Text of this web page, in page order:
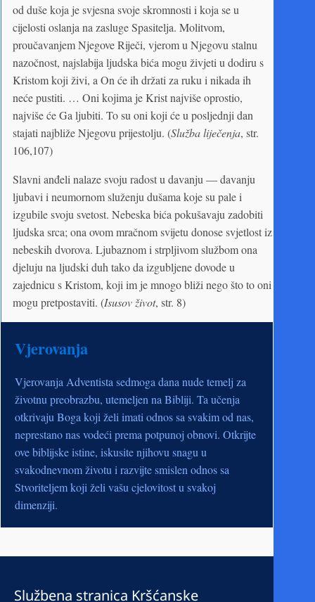
od duše koja je svjesna svoje skromnosti i koja se u
cijelosti oslanja na zasluge Spasitelja. Molitvom,
proučavanjem Njegove Riječi, vjerom u Njegovu stalnu
nazočnost, najslabija ljudska bića mogu živjeti u dodiru s
Kristom koji živi, a On će ih držati za ruku i nikada ih
neće pustiti. … Oni kojima je Krist najviše oprostio,
najviše će Ga ljubiti. To su oni koji će u posljednji dan
stajati najbliže Njegovu prijestolju. (Služba liječenja, str.
106,107)
Slavni anđeli nalaze svoju radost u davanju — davanju
ljubavi i neumornom služenju dušama koje su pale i
izgubile svoju svetost. Nebeska bića pokušavaju zadobiti
ljudska srca; ona ovom mračnom svijetu donose svjetlost iz
nebeskih dvorova. Ljubaznom i strpljivom službom ona
djeluju na ljudski duh tako da izgubljene dovode u
zajednicu s Kristom, koji im je mnogo bliži nego što to oni
mogu pretpostaviti. (Isusov život, str. 8)
Vjerovanja
Vjerovanja Adventista sedmoga dana nude temelj za
životnu preobrazbu, utemeljen na Bibliji. Ta učenja
otkrivaju Boga koji želi imati odnos sa svakim od nas,
neprestano nas vodeći prema potpunoj obnovi. Otkrijte
ove biblijske istine, iskusite njihovu snagu u
svakodnevnom životu i razvijte smislen odnos sa
Stvoriteljem koji želi vašu cjelovitost u svakoj
dimenziji.
Službena stranica Kršćanske